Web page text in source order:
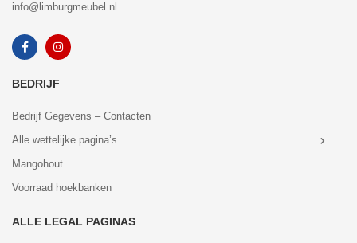
info@limburgmeubel.nl
BEDRIJF
Bedrijf Gegevens – Contacten
Alle wettelijke pagina’s
Mangohout
Voorraad hoekbanken
ALLE LEGAL PAGINAS